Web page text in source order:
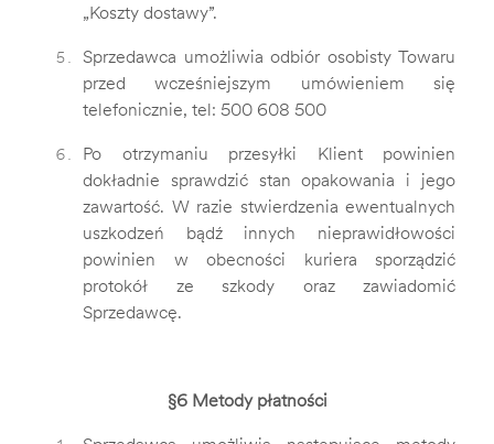
„Koszty dostawy”.
Sprzedawca umożliwia odbiór osobisty Towaru
przed wcześniejszym umówieniem się
telefonicznie, tel: 500 608 500
Po otrzymaniu przesyłki Klient powinien
dokładnie sprawdzić stan opakowania i jego
zawartość. W razie stwierdzenia ewentualnych
uszkodzeń bądź innych nieprawidłowości
powinien w obecności kuriera sporządzić
protokół ze szkody oraz zawiadomić
Sprzedawcę.
§6 Metody płatności